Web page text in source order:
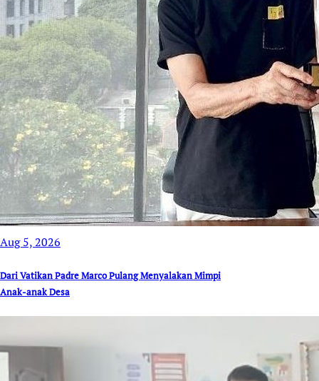
Aug 5, 2026
Dari Vatikan Padre Marco Pulang Menyalakan Mimpi
Anak-anak Desa